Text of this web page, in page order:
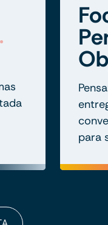
para